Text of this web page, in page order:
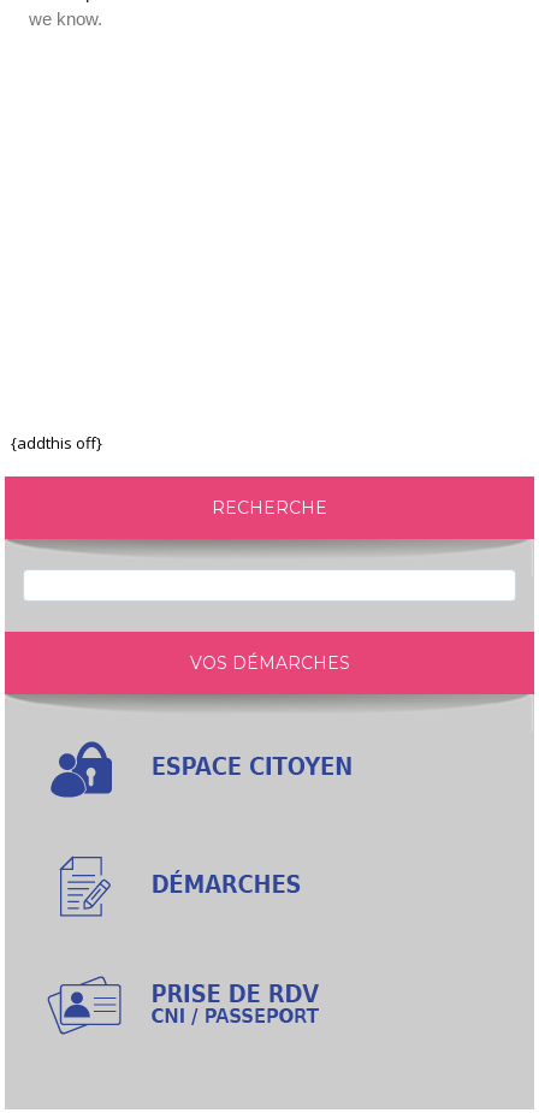
{addthis off}
RECHERCHE
VOS DÉMARCHES